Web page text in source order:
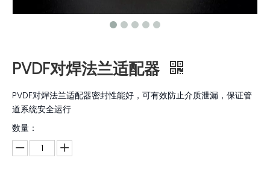
PVDF对焊法兰适配器
PVDF对焊法兰适配器密封性能好，可有效防止介质泄漏，保证管
道系统安全运行
数量：